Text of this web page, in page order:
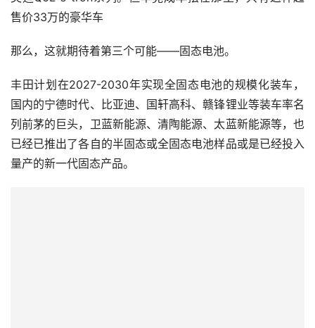
售价33万的豪华车
那么，这就期待着第三个可能——固态电池。
丰田计划在2027-2030年实现全固态电池的规模化装车，
国内的宁德时代、比亚迪、国轩高科、赣锋锂业等装车率名
列前茅的巨头，卫蓝新能源、清陶能源、太蓝新能源等，也
已经已推出了各自的半固态或全固态电池样品或是已经投入
量产的新一代固态产品。